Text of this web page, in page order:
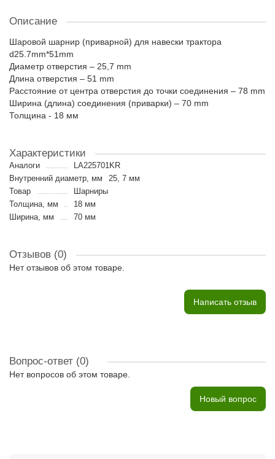
Описание
Шаровой шарнир (приварной) для навески трактора
d25.7mm*51mm
Диаметр отверстия – 25,7 mm
Длина отверстия – 51 mm
Расстояние от центра отверстия до точки соединения – 78 mm
Ширина (длина) соединения (приварки) – 70 mm
Толщина - 18 мм
Характеристики
Аналоги
LA225701KR
Внутренний диаметр, мм
25, 7 мм
Товар
Шарниры
Толщина, мм
18 мм
Ширина, мм
70 мм
Отзывов (0)
Нет отзывов об этом товаре.
Написать отзыв
Вопрос-ответ (0)
Нет вопросов об этом товаре.
Новый вопрос